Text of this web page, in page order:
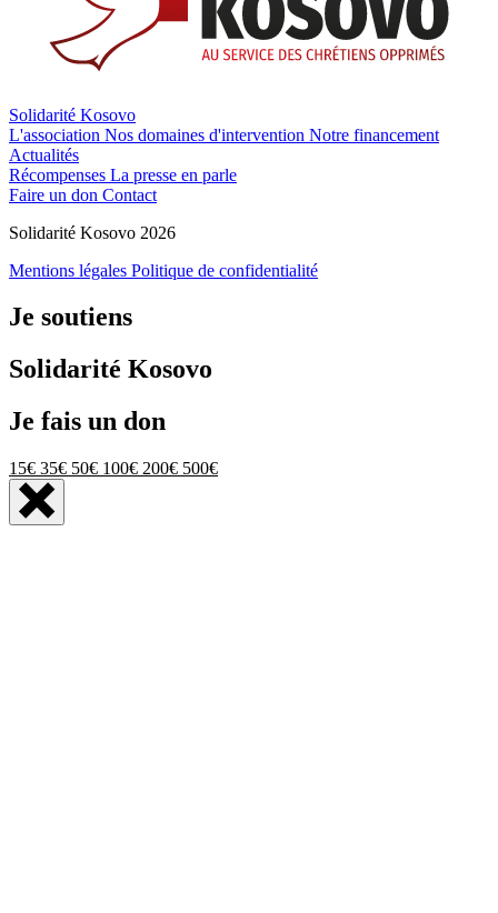
Solidarité Kosovo
L'association Nos domaines d'intervention Notre financement
Actualités
Récompenses La presse en parle
Faire un don Contact
Solidarité Kosovo 2026
Mentions légales Politique de confidentialité
Je soutiens
Solidarité Kosovo
Je fais un don
15€ 35€ 50€ 100€ 200€ 500€